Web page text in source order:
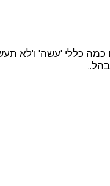
כללי 'עשה' ו'לא